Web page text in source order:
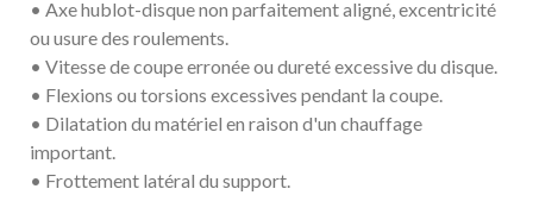
• Axe hublot-disque non parfaitement aligné, excentricité
ou usure des roulements.
• Vitesse de coupe erronée ou dureté excessive du disque.
• Flexions ou torsions excessives pendant la coupe.
• Dilatation du matériel en raison d'un chauffage
important.
• Frottement latéral du support.